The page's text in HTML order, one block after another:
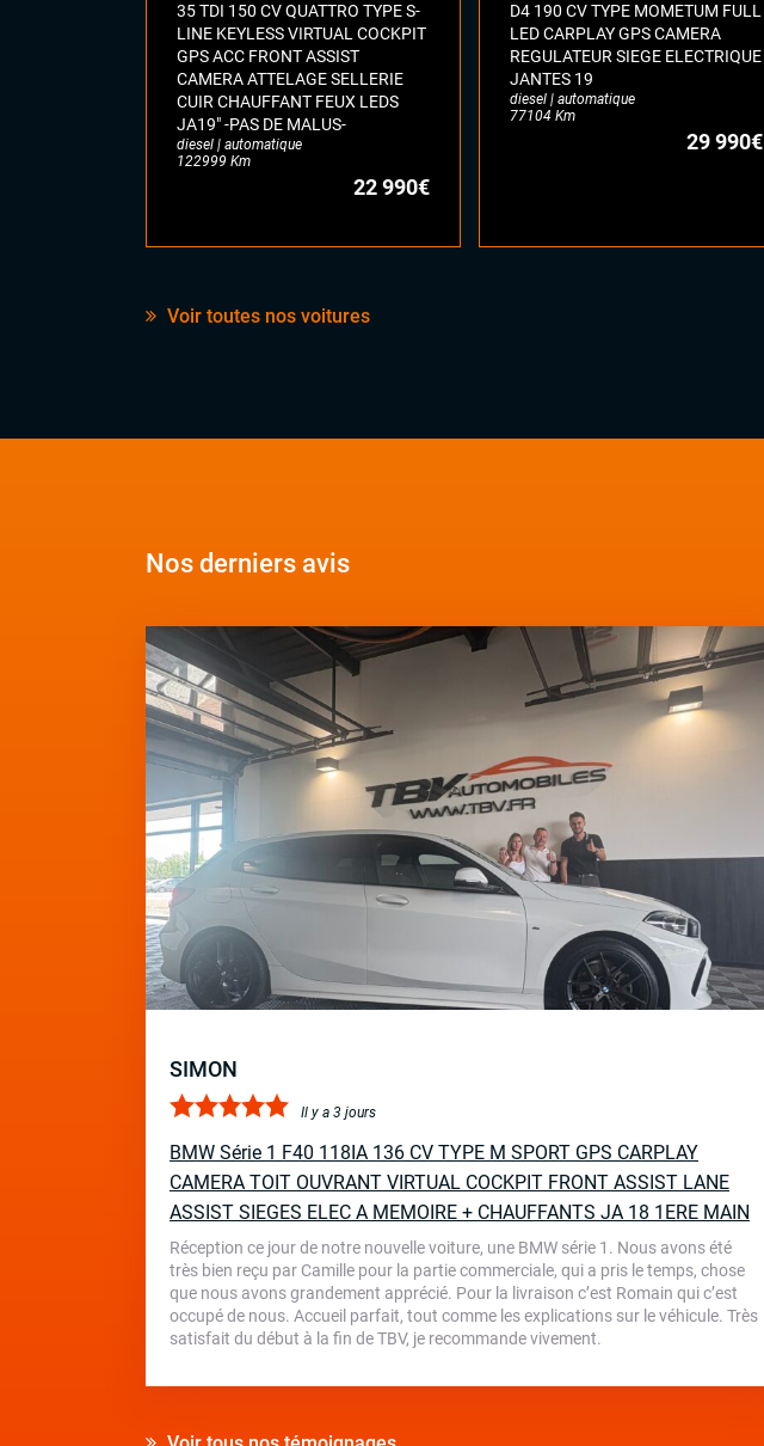
35 TDI 150 CV QUATTRO TYPE S-
LINE KEYLESS VIRTUAL COCKPIT
GPS ACC FRONT ASSIST
CAMERA ATTELAGE SELLERIE
CUIR CHAUFFANT FEUX LEDS
JA19" -PAS DE MALUS-
diesel | automatique
122999 Km
22 990€
D4 190 CV TYPE MOMETUM FULL
LED CARPLAY GPS CAMERA
REGULATEUR SIEGE ELECTRIQUE
JANTES 19
diesel | automatique
77104 Km
29 990€
Voir toutes nos voitures
Nos derniers avis
SIMON
Il y a 3 jours
BMW Série 1 F40 118IA 136 CV TYPE M SPORT GPS CARPLAY
CAMERA TOIT OUVRANT VIRTUAL COCKPIT FRONT ASSIST LANE
ASSIST SIEGES ELEC A MEMOIRE + CHAUFFANTS JA 18 1ERE MAIN
Réception ce jour de notre nouvelle voiture, une BMW série 1. Nous avons été
très bien reçu par Camille pour la partie commerciale, qui a pris le temps, chose
que nous avons grandement apprécié. Pour la livraison c’est Romain qui c’est
occupé de nous. Accueil parfait, tout comme les explications sur le véhicule. Très
satisfait du début à la fin de TBV, je recommande vivement.